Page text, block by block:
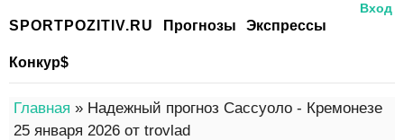
Вход
SPORTPOZITIV.RU Прогнозы Экспрессы
Конкур$
Главная » Надежный прогноз Сассуоло - Кремонезе
25 января 2026 от trovlad